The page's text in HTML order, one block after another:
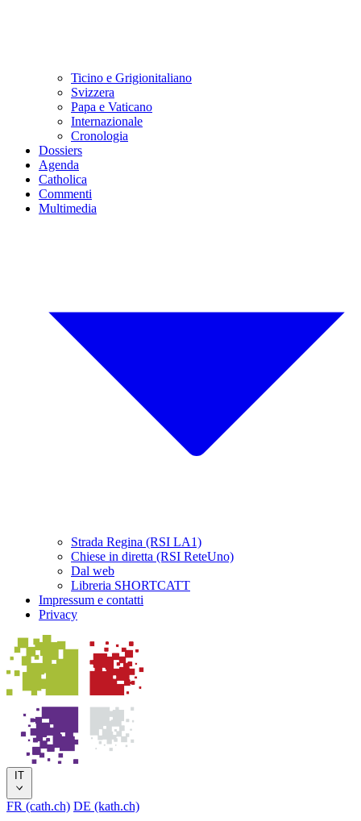
Ticino e Grigionitaliano
Svizzera
Papa e Vaticano
Internazionale
Cronologia
Dossiers
Agenda
Catholica
Commenti
Multimedia
Strada Regina (RSI LA1)
Chiese in diretta (RSI ReteUno)
Dal web
Libreria SHORTCATT
Impressum e contatti
Privacy
IT
FR (cath.ch) DE (kath.ch)